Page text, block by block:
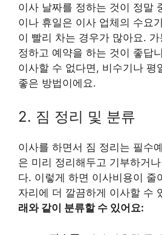
이사 날짜를 정하는 것이 정말
이나 휴일은 이사 업체의 수요
이 빨리 차는 경우가 많아요.
정하고 예약을 하는 것이 좋답
이사할 수 없다면, 비수기나 평
좋은 방법이에요.
2. 짐 정리 및 분류
이사를 하면서 짐 정리는 필수
은 미리 정리해두고 기부하거
다. 이렇게 하면 이사비용이 줄
자리에 더 깔끔하게 이사할 수
래와 같이 분류할 수 있어요: